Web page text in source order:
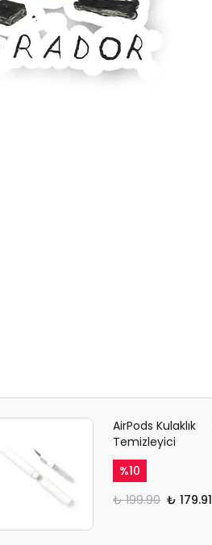
AirPods Kulaklık
Temizleyici
%10
₺ 199.90 ₺ 179.91
SAFARİ GİZLİ SEKME